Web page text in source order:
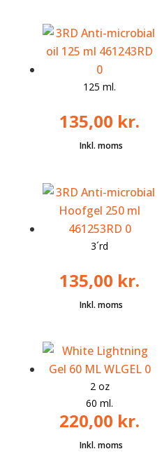
125 ml.
135,00 kr.
3´rd
135,00 kr.
2 oz
60 ml.
220,00 kr.